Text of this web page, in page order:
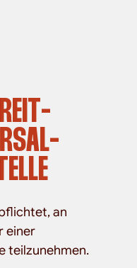
an
einer
teilzunehmen.